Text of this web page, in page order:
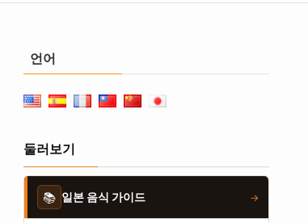
언어
둘러보기
📚 일본 음식 가이드 →